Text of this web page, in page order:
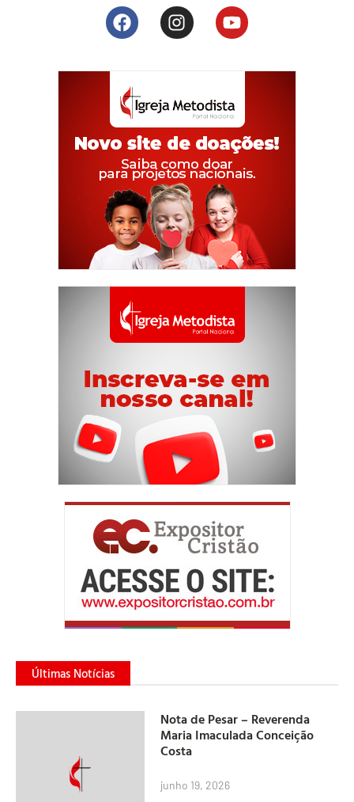
Últimas Notícias
Nota de Pesar – Reverenda
Maria Imaculada Conceição
Costa
junho 19, 2026